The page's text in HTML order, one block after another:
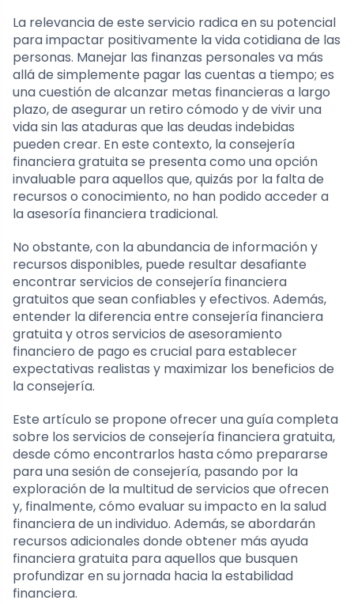
La relevancia de este servicio radica en su potencial
para impactar positivamente la vida cotidiana de las
personas. Manejar las finanzas personales va más
allá de simplemente pagar las cuentas a tiempo; es
una cuestión de alcanzar metas financieras a largo
plazo, de asegurar un retiro cómodo y de vivir una
vida sin las ataduras que las deudas indebidas
pueden crear. En este contexto, la consejería
financiera gratuita se presenta como una opción
invaluable para aquellos que, quizás por la falta de
recursos o conocimiento, no han podido acceder a
la asesoría financiera tradicional.
No obstante, con la abundancia de información y
recursos disponibles, puede resultar desafiante
encontrar servicios de consejería financiera
gratuitos que sean confiables y efectivos. Además,
entender la diferencia entre consejería financiera
gratuita y otros servicios de asesoramiento
financiero de pago es crucial para establecer
expectativas realistas y maximizar los beneficios de
la consejería.
Este artículo se propone ofrecer una guía completa
sobre los servicios de consejería financiera gratuita,
desde cómo encontrarlos hasta cómo prepararse
para una sesión de consejería, pasando por la
exploración de la multitud de servicios que ofrecen
y, finalmente, cómo evaluar su impacto en la salud
financiera de un individuo. Además, se abordarán
recursos adicionales donde obtener más ayuda
financiera gratuita para aquellos que busquen
profundizar en su jornada hacia la estabilidad
financiera.